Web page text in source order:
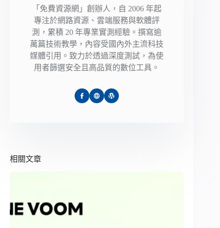
「免費資源網」創辦人，自 2006 年起
專注於網路資源、雲端服務與軟體評
測，累積 20 年專業實測經驗。撰寫逾
萬篇技術教學，內容受國內外主流科技
媒體引用。致力於透過深度測試，為使
用者篩選安全且高品質的數位工具。
相關文章